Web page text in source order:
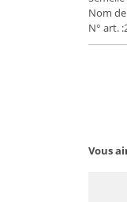
Nom
N° art.
Vous